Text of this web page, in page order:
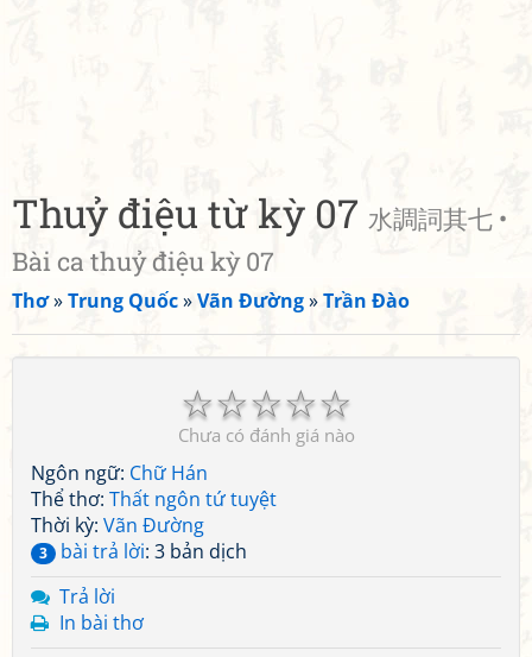
Thuỷ điệu từ kỳ 07 水調詞其七 •
Bài ca thuỷ điệu kỳ 07
Thơ»Trung Quốc»Vãn Đường»Trần Đào
☆
☆
☆
☆
☆
Chưa có đánh giá nào
Ngôn ngữ: Chữ Hán
Thể thơ: Thất ngôn tứ tuyệt
Thời kỳ: Vãn Đường
3 bài trả lời: 3 bản dịch
Trả lời
In bài thơ